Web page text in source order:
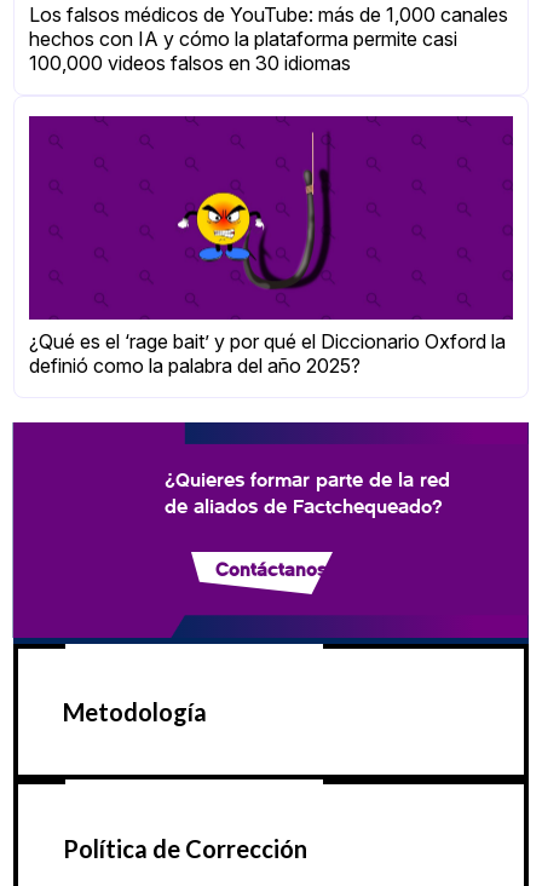
Los falsos médicos de YouTube: más de 1,000 canales
hechos con IA y cómo la plataforma permite casi
100,000 videos falsos en 30 idiomas
¿Qué es el ‘rage bait’ y por qué el Diccionario Oxford la
definió como la palabra del año 2025?
¿Quieres formar parte de la red
de aliados de Factchequeado?
Contáctanos
Metodología
Política de Corrección